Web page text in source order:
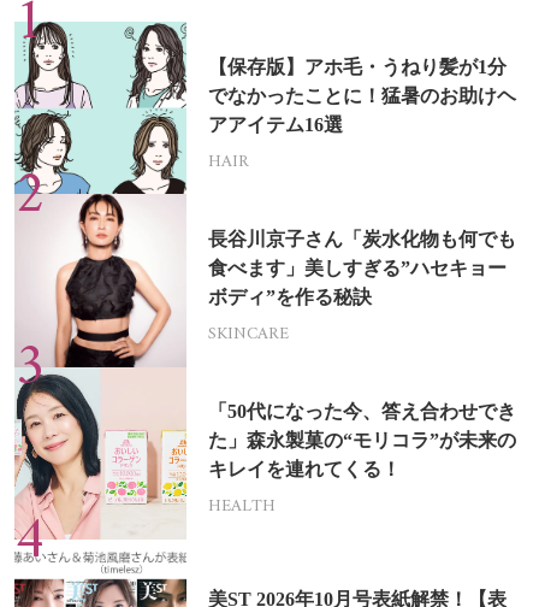
【保存版】アホ毛・うねり髪が1分
でなかったことに！猛暑のお助けヘ
アアイテム16選
HAIR
長谷川京子さん「炭水化物も何でも
食べます」美しすぎる”ハセキョー
ボディ”を作る秘訣
SKINCARE
「50代になった今、答え合わせでき
た」森永製菓の“モリコラ”が未来の
キレイを連れてくる！
HEALTH
美ST 2026年10月号表紙解禁！【表